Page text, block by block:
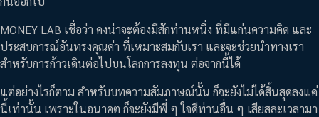
MONEY LAB เชื่อว่า คงน่าจะต้องมีสักท่านหนึ่ง ที่มีแก่นความคิด และ
ประสบการณ์อันทรงคุณค่า ที่เหมาะสมกับเรา และจะช่วยนำทางเรา
สำหรับการก้าวเดินต่อไปบนโลกการลงทุน ต่อจากนี้ได้
แต่อย่างไรก็ตาม สำหรับบทความสัมภาษณ์นั้น ก็จะยังไม่ได้สิ้นสุดลงแค่
นี้เท่านั้น เพราะในอนาคต ก็จะยังมีพี่ ๆ ใจดีท่านอื่น ๆ เสียสละเวลามา